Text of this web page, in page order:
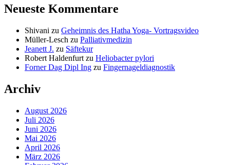
Neueste Kommentare
Shivani zu Geheimnis des Hatha Yoga- Vortragsvideo
Müller-Lesch zu Palliativmedizin
Jeanett J. zu Säftekur
Robert Haldenfurt zu Heliobacter pylori
Forner Dag Dipl Ing zu Fingernageldiagnostik
Archiv
August 2026
Juli 2026
Juni 2026
Mai 2026
April 2026
März 2026